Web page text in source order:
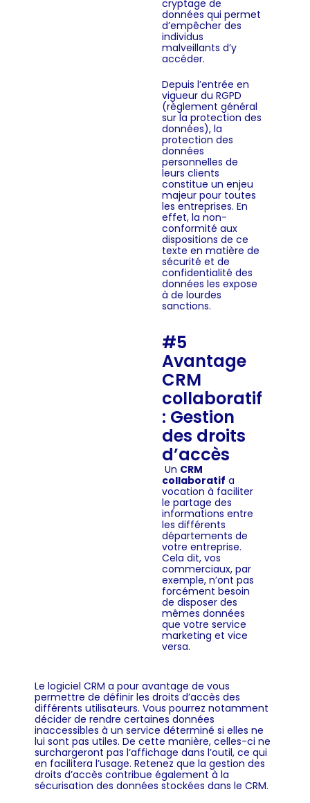
cryptage de
données qui permet
d’empêcher des
individus
malveillants d’y
accéder.
Depuis l’entrée en
vigueur du RGPD
(règlement général
sur la protection des
données), la
protection des
données
personnelles de
leurs clients
constitue un enjeu
majeur pour toutes
les entreprises. En
effet, la non-
conformité aux
dispositions de ce
texte en matière de
sécurité et de
confidentialité des
données les expose
à de lourdes
sanctions.
#5
Avantage
CRM
collaboratif
: Gestion
des droits
d’accès
Un CRM
collaboratif a
vocation à faciliter
le partage des
informations entre
les différents
départements de
votre entreprise.
Cela dit, vos
commerciaux, par
exemple, n’ont pas
forcément besoin
de disposer des
mêmes données
que votre service
marketing et vice
versa.
Le logiciel CRM a pour avantage de vous
permettre de définir les droits d’accès des
différents utilisateurs. Vous pourrez notamment
décider de rendre certaines données
inaccessibles à un service déterminé si elles ne
lui sont pas utiles. De cette manière, celles-ci ne
surchargeront pas l’affichage dans l’outil, ce qui
en facilitera l’usage. Retenez que la gestion des
droits d’accès contribue également à la
sécurisation des données stockées dans le CRM.